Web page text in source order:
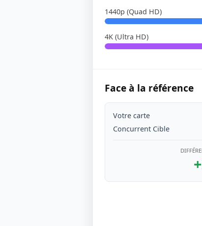
1440p (Quad HD)
4K (Ultra HD)
Face à la référence
Votre carte
Concurrent Cible